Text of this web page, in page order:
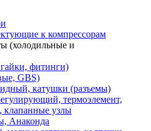
к компрессорам
(холодильные и
фитинги)
GBS)
катушки (разъемы)
термоэлемент,
клапанные узлы
Анаконда